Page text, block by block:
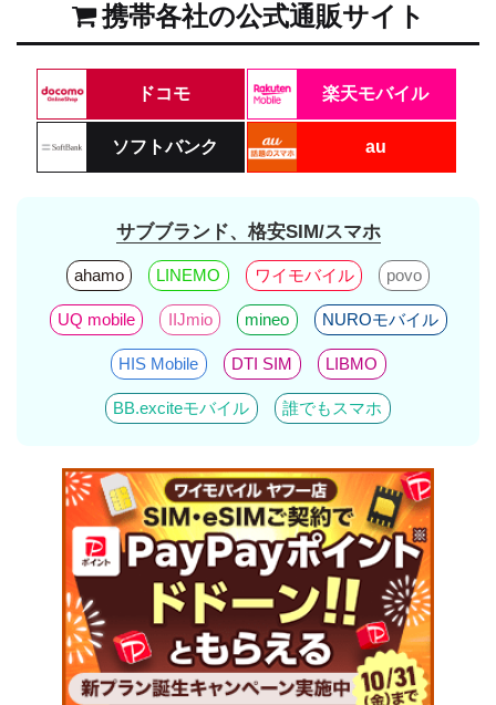
携帯各社の公式通販サイト
ドコモ 楽天モバイル
ソフトバンク au
サブブランド、格安SIM/スマホ
ahamo LINEMO ワイモバイル povo
UQ mobile IIJmio mineo NUROモバイル
HIS Mobile DTI SIM LIBMO
BB.exciteモバイル 誰でもスマホ